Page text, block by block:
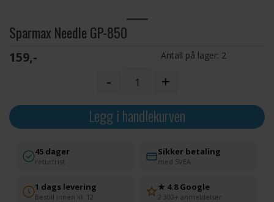
Sparmax Needle GP-850
159,- Antall på lager: 2
- +
Legg i handlekurven
45 dager
returfrist
Sikker betaling
med SVEA
1 dags levering
Bestill innen kl. 12
★ 4.8 Google
2 300+ anmeldelser